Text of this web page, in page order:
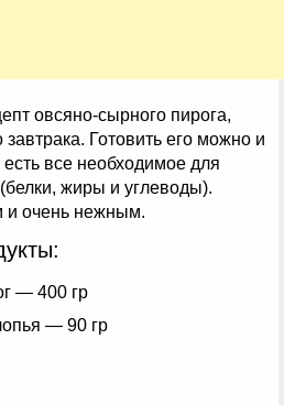
овсяно-сырного пирога,
завтрака. Готовить его можно и
все необходимое для
жиры и углеводы).
и очень нежным.
— 400 гр
— 90 гр